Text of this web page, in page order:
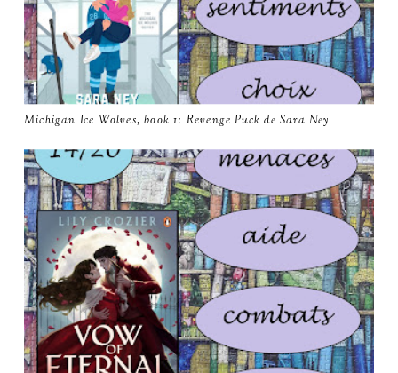
Michigan Ice Wolves, book 1: Revenge Puck de Sara Ney